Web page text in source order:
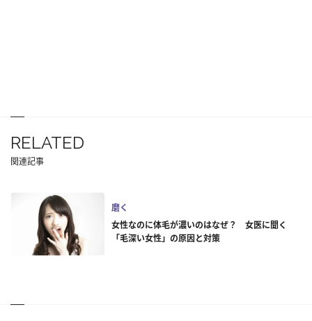
RELATED
関連記事
磨く
女性なのに体毛が濃いのはなぜ？ 女医に聞く
「毛深い女性」の原因と対策